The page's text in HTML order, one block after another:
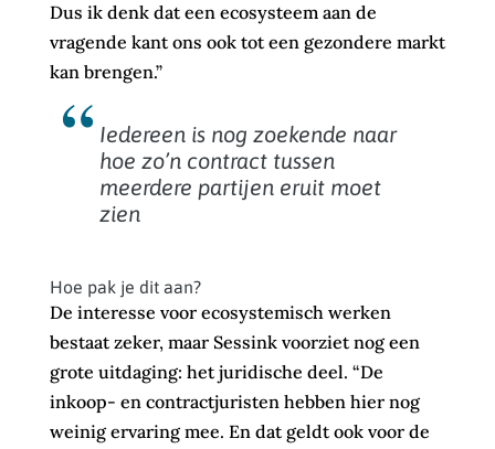
Dus ik denk dat een ecosysteem aan de
vragende kant ons ook tot een gezondere markt
kan brengen.”
Iedereen is nog zoekende naar
hoe zo’n contract tussen
meerdere partijen eruit moet
zien
Hoe pak je dit aan?
De interesse voor ecosystemisch werken
bestaat zeker, maar Sessink voorziet nog een
grote uitdaging: het juridische deel. “De
inkoop- en contractjuristen hebben hier nog
weinig ervaring mee. En dat geldt ook voor de